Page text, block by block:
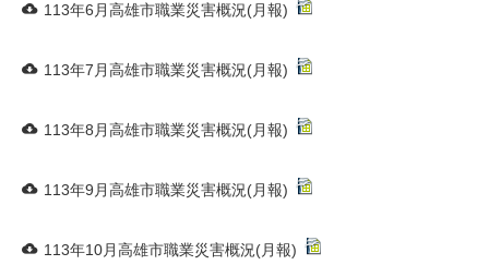
113年6月高雄市職業災害概況(月報)
113年7月高雄市職業災害概況(月報)
113年8月高雄市職業災害概況(月報)
113年9月高雄市職業災害概況(月報)
113年10月高雄市職業災害概況(月報)